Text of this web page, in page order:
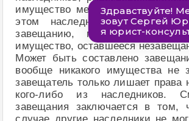
имущество между другими
этом наследник, лишенный
завещанию, может
имущество, оставшееся
Может быть составлено
вообще никакого имущества не
завещатель только лишает права
кого-либо из наследников.
завещания заключается в том,